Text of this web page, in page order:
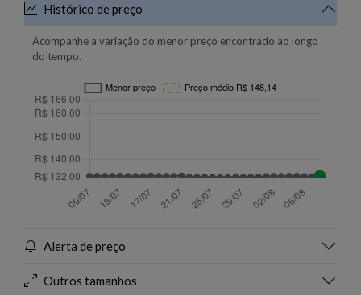
Histórico de preço
Acompanhe a variação do menor preço encontrado ao longo
do tempo.
Alerta de preço
Outros tamanhos